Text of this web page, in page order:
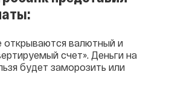
открываются валютный и
счет». Деньги на
будет заморозить или